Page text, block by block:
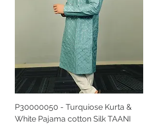
P30000050 - Turquiose Kurta &
White Pajama cotton Silk TAANI